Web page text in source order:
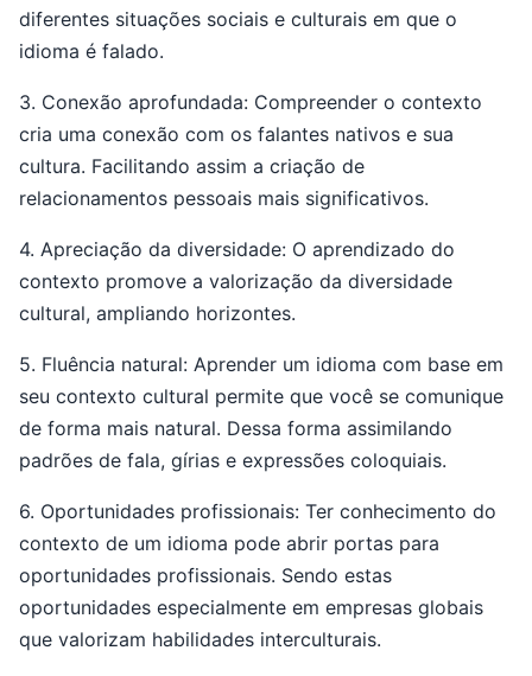
diferentes situações sociais e culturais em que o
idioma é falado.
3. Conexão aprofundada: Compreender o contexto
cria uma conexão com os falantes nativos e sua
cultura. Facilitando assim a criação de
relacionamentos pessoais mais significativos.
4. Apreciação da diversidade: O aprendizado do
contexto promove a valorização da diversidade
cultural, ampliando horizontes.
5. Fluência natural: Aprender um idioma com base em
seu contexto cultural permite que você se comunique
de forma mais natural. Dessa forma assimilando
padrões de fala, gírias e expressões coloquiais.
6. Oportunidades profissionais: Ter conhecimento do
contexto de um idioma pode abrir portas para
oportunidades profissionais. Sendo estas
oportunidades especialmente em empresas globais
que valorizam habilidades interculturais.